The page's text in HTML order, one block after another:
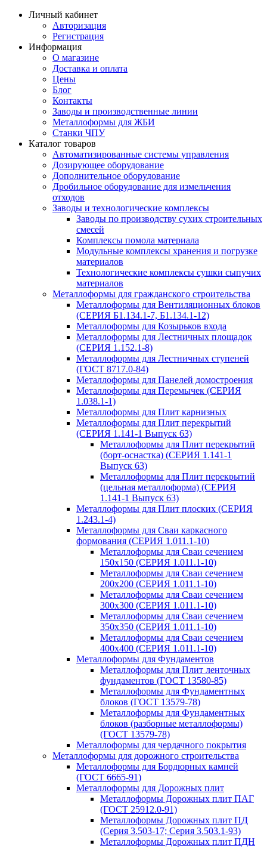
Личный кабинет
Авторизация
Регистрация
Информация
О магазине
Доставка и оплата
Цены
Блог
Контакты
Заводы и производственные линии
Металлоформы для ЖБИ
Станки ЧПУ
Каталог товаров
Автоматизированные системы управления
Дозирующее оборудование
Дополнительное оборудование
Дробильное оборудование для измельчения
отходов
Заводы и технологические комплексы
Заводы по производству сухих строительных
смесей
Комплексы помола материала
Модульные комплексы хранения и погрузке
материалов
Технологические комплексы сушки сыпучих
материалов
Металлоформы для гражданского строительства
Металлоформы для Вентиляционных блоков
(СЕРИЯ Б1.134.1-7, Б1.134.1-12)
Металлоформы для Козырьков входа
Металлоформы для Лестничных площадок
(СЕРИЯ 1.152.1-8)
Металлоформы для Лестничных ступеней
(ГОСТ 8717.0-84)
Металлоформы для Панелей домостроения
Металлоформы для Перемычек (СЕРИЯ
1.038.1-1)
Металлоформы для Плит карнизных
Металлоформы для Плит перекрытий
(СЕРИЯ 1.141-1 Выпуск 63)
Металлоформы для Плит перекрытий
(борт-оснастка) (СЕРИЯ 1.141-1
Выпуск 63)
Металлоформы для Плит перекрытий
(цельная металлоформа) (СЕРИЯ
1.141-1 Выпуск 63)
Металлоформы для Плит плоских (СЕРИЯ
1.243.1-4)
Металлоформы для Сваи каркасного
формования (СЕРИЯ 1.011.1-10)
Металлоформы для Сваи сечением
150х150 (СЕРИЯ 1.011.1-10)
Металлоформы для Сваи сечением
200х200 (СЕРИЯ 1.011.1-10)
Металлоформы для Сваи сечением
300х300 (СЕРИЯ 1.011.1-10)
Металлоформы для Сваи сечением
350х350 (СЕРИЯ 1.011.1-10)
Металлоформы для Сваи сечением
400х400 (СЕРИЯ 1.011.1-10)
Металлоформы для Фундаментов
Металлоформы для Плит ленточных
фундаментов (ГОСТ 13580-85)
Металлоформы для Фундаментных
блоков (ГОСТ 13579-78)
Металлоформы для Фундаментных
блоков (разборные металлоформы)
(ГОСТ 13579-78)
Металлоформы для чердачного покрытия
Металлоформы для дорожного строительства
Металлоформы для Бордюрных камней
(ГОСТ 6665-91)
Металлоформы для Дорожных плит
Металлоформы Дорожных плит ПАГ
(ГОСТ 25912.0-91)
Металлоформы Дорожных плит ПД
(Серия 3.503-17; Серия 3.503.1-93)
Металлоформы Дорожных плит ПДН